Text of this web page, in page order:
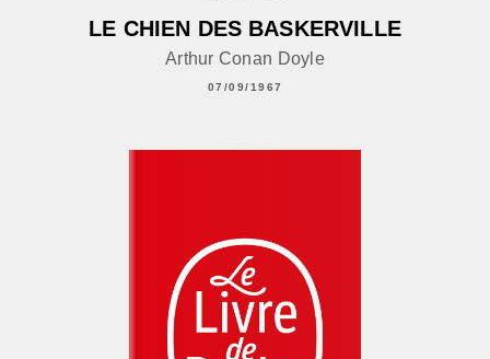
LE CHIEN DES BASKERVILLE
Arthur Conan Doyle
07/09/1967